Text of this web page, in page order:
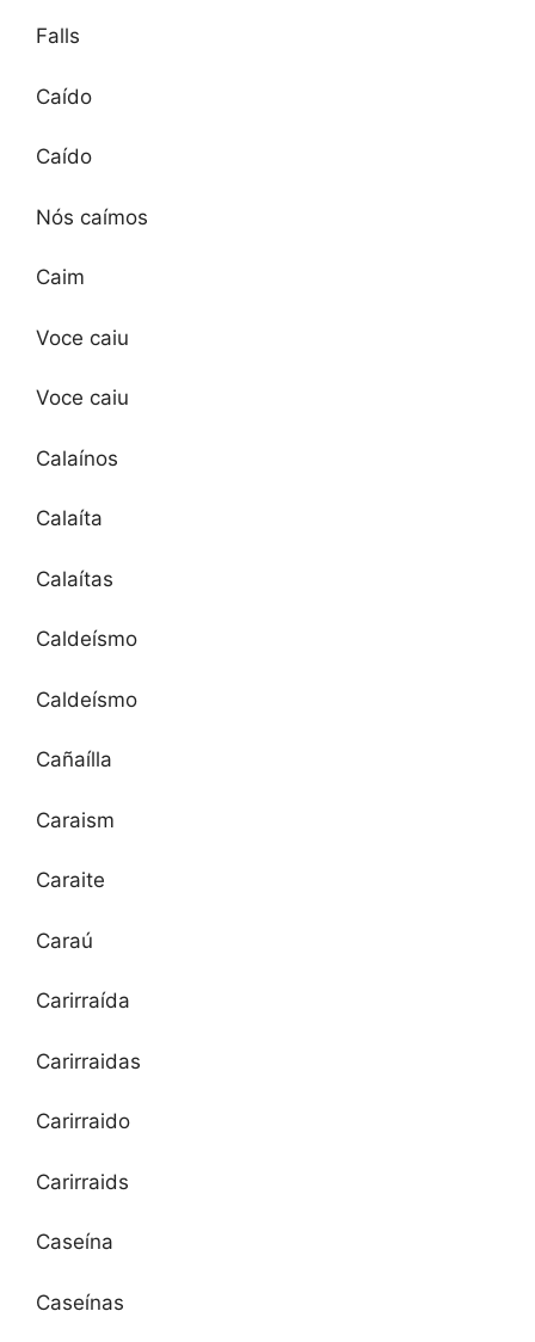
Falls
Caído
Caído
Nós caímos
Caim
Voce caiu
Voce caiu
Calaínos
Calaíta
Calaítas
Caldeísmo
Caldeísmo
Cañaílla
Caraism
Caraite
Caraú
Carirraída
Carirraidas
Carirraido
Carirraids
Caseína
Caseínas